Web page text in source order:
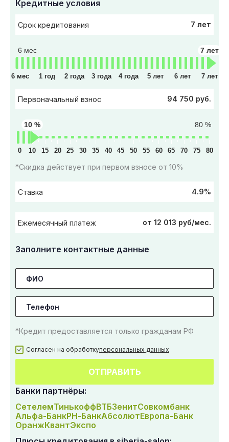
Кредитные условия
Срок кредитования 7 лет
6 мес 7 лет
6 мес 1 год 2 года 3 года 4 года 5 лет 6 лет 7 лет
Первоначальный взнос 94 750 руб.
80 %
10 %
0 10 15 20 25 30 35 40 45 50 55 60 65 70 75 80
*Скидка действует при первом взносе от 10%
Ставка 4.9%
Ежемесячный платеж от 12 013 руб/мес.
Заполните контактные данные
*Кредит предоставляется только гражданам РФ
Согласен на обработкуперсональных данных
ОТПРАВИТЬ
Банки партнёры:
СетелемТинькоффВТБЗенитСовкомбанк
Альфа-БанкРН-БанкАбсолютЕвропа-Банк
ОранжКвантЭкспо